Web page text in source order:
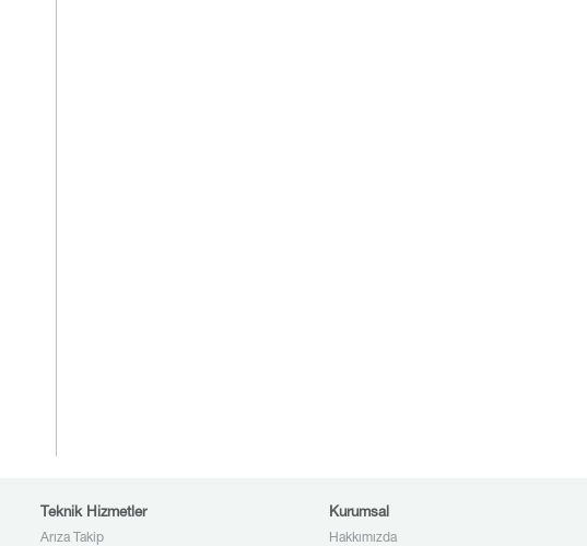
Teknik Hizmetler
Arıza Takip
Kurumsal
Hakkımızda